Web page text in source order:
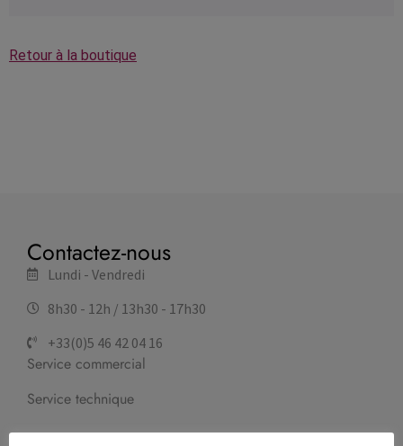
Retour à la boutique
Contactez-nous
Lundi - Vendredi
8h30 - 12h / 13h30 - 17h30
+33(0)5 46 42 04 16
Service commercial
Service technique